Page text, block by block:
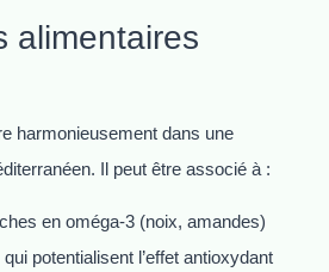
alimentaires
harmonieusement dans une
Il peut être associé à :
en oméga-3 (noix, amandes)
potentialisent l’effet antioxydant